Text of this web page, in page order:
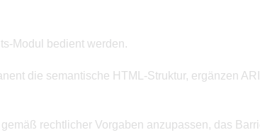
Modul bedient werden.
die semantische HTML-Struktur, ergänzen
rechtlicher Vorgaben anzupassen, das